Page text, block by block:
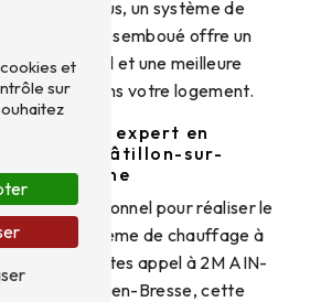
De plus, un système de
désemboué offre un
optimal et une meilleure
chaleur dans votre logement.
ENERGIE : expert en
à Châtillon-sur-
Chalaronne
un professionnel pour réaliser le
de votre système de chauffage à
faites appel à 2M AIN-
à Bourg-en-Bresse, cette
et
sur